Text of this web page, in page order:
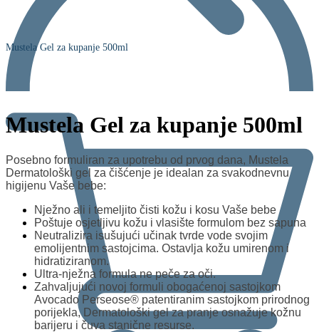
Mustela Gel za kupanje 500ml
Mustela Gel za kupanje 500ml
Posebno formuliran za upotrebu od prvog dana, Mustela
Dermatološki gel za čišćenje je idealan za svakodnevnu
higijenu Vaše bebe:
Nježno ali i temeljito čisti kožu i kosu Vaše bebe
Poštuje osjetljivu kožu i vlasište formulom bez sapuna
Neutralizira isušujući učinak tvrde vode svojim
emolijentnim sastojcima. Ostavlja kožu umirenom i
hidratiziranom.
Ultra-nježna formula ne peče za oči.
Zahvaljujući novoj formuli obogaćenoj sastojkom
Avocado Perseose® patentiranim sastojkom prirodnog
porijekla, Dermatološki gel za pranje osnažuje kožnu
barijeru i čuva stanične resurse.